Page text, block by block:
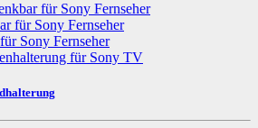
für Sony Fernseher
für Sony Fernseher
Sony Fernseher
für Sony TV